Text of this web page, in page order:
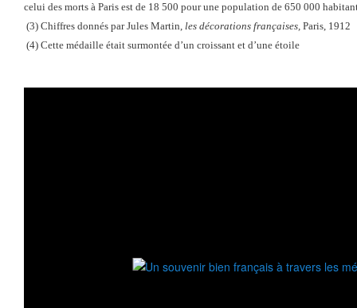
celui des morts à Paris est de 18 500 pour une population de 650 000
(3) Chiffres donnés par Jules Martin, les décorations françaises, Paris, 1912
(4) Cette médaille était surmontée d’un croissant et d’une étoile